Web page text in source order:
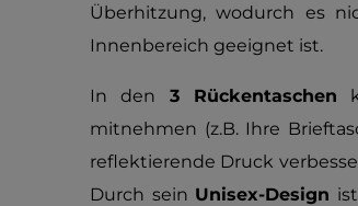
Überhitzung, wodurch es
Innenbereich geeignet ist.
In den 3 Rückentaschen
mitnehmen (z.B. Ihre
reflektierende Druck
Durch sein Unisex-Design